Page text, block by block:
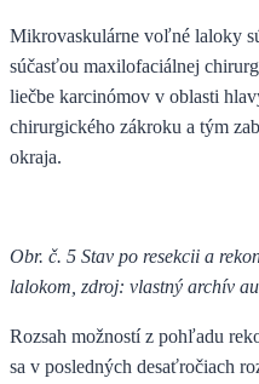
Mikrovaskulárne voľné laloky
súčasťou maxilofaciálnej
liečbe karcinómov v oblasti
chirurgického zákroku a tým
okraja.
Obr. č. 5 Stav po resekcii a
lalokom, zdroj: vlastný archív
Rozsah možností z pohľadu
sa v posledných desaťročiach